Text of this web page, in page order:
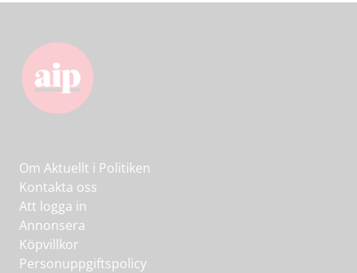
Om Aktuellt i Politiken
Kontakta oss
Att logga in
Annonsera
Köpvillkor
Personuppgiftspolicy